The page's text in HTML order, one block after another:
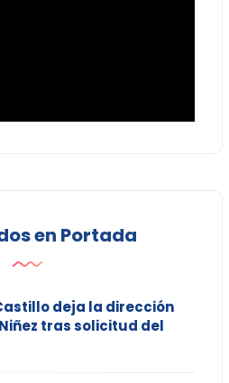
en Portada
deja la dirección
tras solicitud del